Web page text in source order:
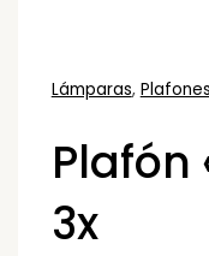
Lámparas, Plafones
Plafón
3x